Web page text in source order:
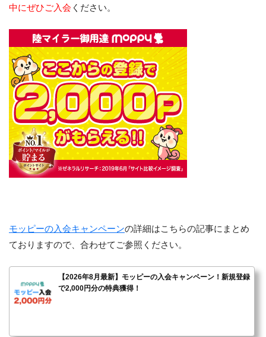
中にぜひご入会 ください。
モッピーの入会キャンペーンの詳細はこちらの記事にまとめ
ておりますので、合わせてご参照ください。
【2026年8月最新】モッピーの入会キャンペーン！新規登録
で2,000円分の特典獲得！